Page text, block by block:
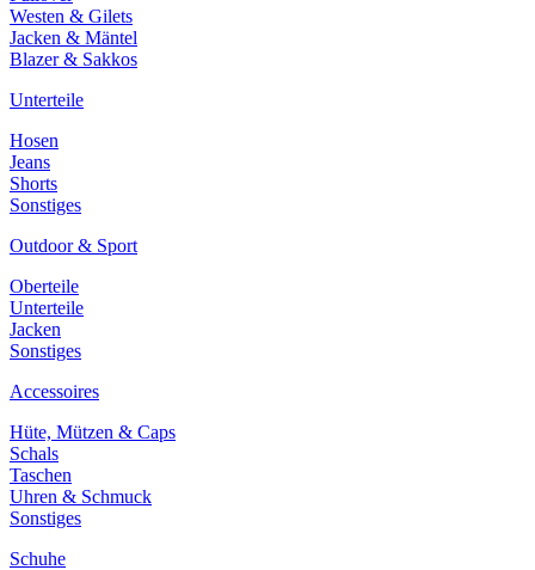
Westen & Gilets
Jacken & Mäntel
Blazer & Sakkos
Unterteile
Hosen
Jeans
Shorts
Sonstiges
Outdoor & Sport
Oberteile
Unterteile
Jacken
Sonstiges
Accessoires
Hüte, Mützen & Caps
Schals
Taschen
Uhren & Schmuck
Sonstiges
Schuhe